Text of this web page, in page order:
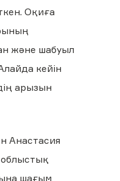
Оқиға
және шабуыл
кейін
арызын
Анастасия
шағым